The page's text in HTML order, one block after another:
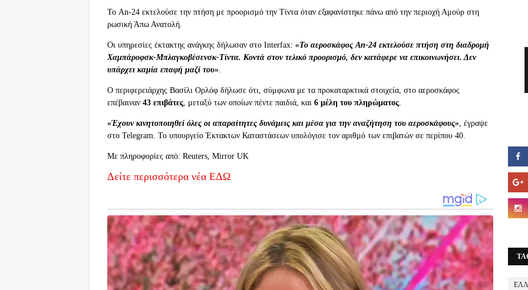
Το An-24 εκτελούσε την πτήση με προορισμό την Τίντα όταν εξαφανίστηκε πάνω από την περιοχή Αμούρ στη
ρωσική Άπω Ανατολή.
Οι υπηρεσίες έκτακτης ανάγκης δήλωσαν στο Interfax: «Το αεροσκάφος An-24 εκτελούσε πτήση στη διαδρομή
Χαμπάροφσκ-Μπλαγκοβέσενσκ-Τίντα. Κοντά στον τελικό προορισμό, δεν κατάφερε να επικοινωνήσει. Δεν
υπάρχει καμία επαφή μαζί του»
Ο περιφερειάρχης Βασίλι Ορλόφ δήλωσε ότι, σύμφωνα με τα προκαταρκτικά στοιχεία, στο αεροσκάφος
επέβαιναν 43 επιβάτες , μεταξύ των οποίων πέντε παιδιά, και 6 μέλη του πληρώματος
«Έχουν κινητοποιηθεί όλες οι απαραίτητες δυνάμεις και μέσα για την αναζήτηση του αεροσκάφους» , έγραψε
στο Telegram. Το υπουργείο Έκτακτων Καταστάσεων υπολόγισε τον αριθμό των επιβατών σε περίπου 40.
Με πληροφορίες από: Reuters, Mirror UK
Δείτε περισσότερα νέα ΕΔΩ